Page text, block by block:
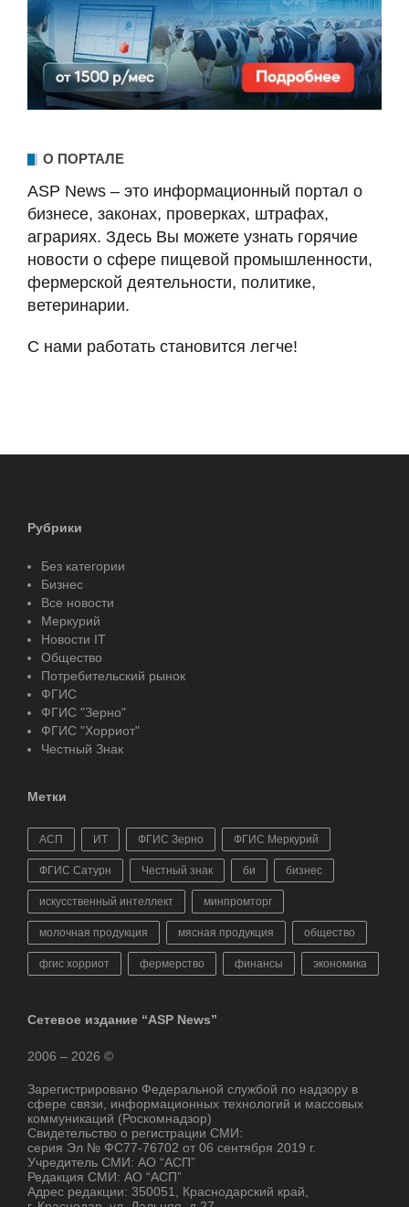
О ПОРТАЛЕ
ASP News – это информационный портал о
бизнесе, законах, проверках, штрафах,
аграриях. Здесь Вы можете узнать горячие
новости о сфере пищевой промышленности,
фермерской деятельности, политике,
ветеринарии.
С нами работать становится легче!
Рубрики
Без категории
Бизнес
Все новости
Меркурий
Новости IT
Общество
Потребительский рынок
ФГИС
ФГИС "Зерно"
ФГИС "Хорриот"
Честный Знак
Метки
АСП ИТ ФГИС Зерно ФГИС Меркурий
ФГИС Сатурн Честный знак би бизнес
искусственный интеллект минпромторг
молочная продукция мясная продукция общество
фгис хорриот фермерство финансы экономика
Сетевое издание “ASP News”
2006 – 2026 ©
Зарегистрировано Федеральной службой по надзору в
сфере связи, информационных технологий и массовых
коммуникаций (Роскомнадзор)
Свидетельство о регистрации СМИ:
серия Эл № ФС77-76702 от 06 сентября 2019 г.
Учредитель СМИ: АО “АСП”
Редакция СМИ: АО “АСП”
Адрес редакции: 350051, Краснодарский край,